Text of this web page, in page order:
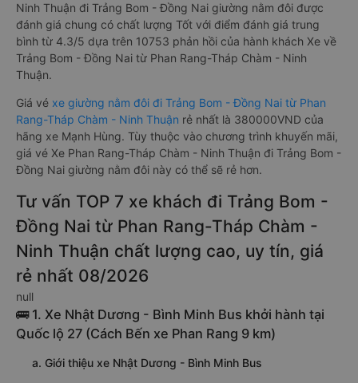
Ninh Thuận đi Trảng Bom - Đồng Nai giường nằm đôi được
đánh giá chung có chất lượng Tốt với điểm đánh giá trung
bình từ 4.3/5 dựa trên 10753 phản hồi của hành khách Xe về
Trảng Bom - Đồng Nai từ Phan Rang-Tháp Chàm - Ninh
Thuận.
Giá vé xe giường nằm đôi đi Trảng Bom - Đồng Nai từ Phan
Rang-Tháp Chàm - Ninh Thuận rẻ nhất là 380000VND của
hãng xe Mạnh Hùng. Tùy thuộc vào chương trình khuyến mãi,
giá vé Xe Phan Rang-Tháp Chàm - Ninh Thuận đi Trảng Bom -
Đồng Nai giường nằm đôi này có thể sẽ rẻ hơn.
Tư vấn TOP 7 xe khách đi Trảng Bom -
Đồng Nai từ Phan Rang-Tháp Chàm -
Ninh Thuận chất lượng cao, uy tín, giá
rẻ nhất 08/2026
null
🚌 1. Xe Nhật Dương - Bình Minh Bus khởi hành tại
Quốc lộ 27 (Cách Bến xe Phan Rang 9 km)
a. Giới thiệu xe Nhật Dương - Bình Minh Bus